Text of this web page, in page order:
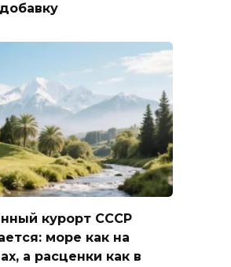
курорт СССР
море как на
а расценки как в